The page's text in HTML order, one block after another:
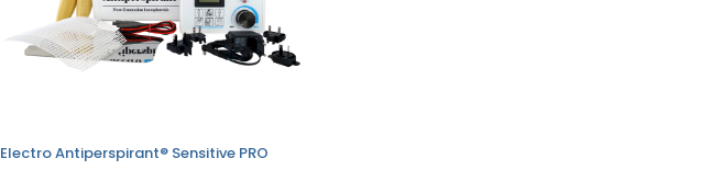
Electro Antiperspirant® Sensitive PRO